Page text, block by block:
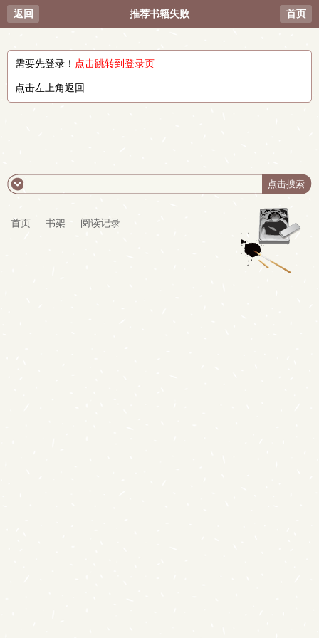
返回 推荐书籍失败 首页
需要先登录！ 点击跳转到登录页
点击左上角返回
首页 书架 阅读记录